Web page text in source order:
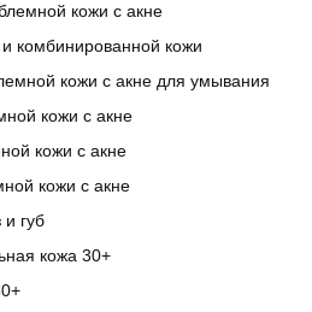
кожи с акне
комбинированной кожи
кожи с акне для умывания
кожи с акне
кожи с акне
кожи с акне
губ
кожа 30+